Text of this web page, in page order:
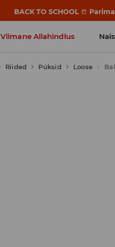
BACK TO SCHOOL 📒
Viimane Allahindlus
Riided Püksid Loose